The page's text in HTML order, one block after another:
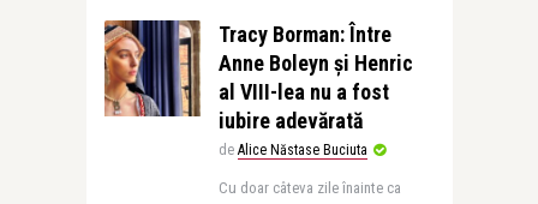
Tracy Borman: Între
Anne Boleyn și Henric
al VIII-lea nu a fost
iubire adevărată
de Alice Năstase Buciuta
Cu doar câteva zile înainte ca